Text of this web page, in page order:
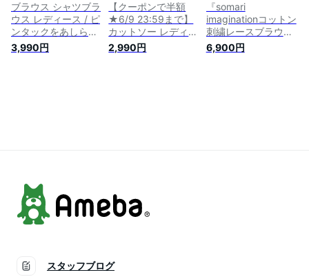
ブラウス シャツブラ
ウス レディース / ピ
ンタックをあしら
い、シンプルながら
オシャレに決まる。
3,990円
【クーポンで半額
★6/9 23:59まで】
カットソー レディー
ス / たっぷりと レー
ス を使った ノース
2,990円
『somari
imaginationコットン
刺繍レースブラウ
ス』[ブラウス レデ
ィース 春夏 トップ
6,900円
スタッフブログ